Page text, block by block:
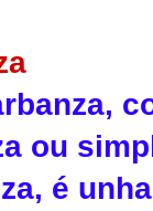
ou
é